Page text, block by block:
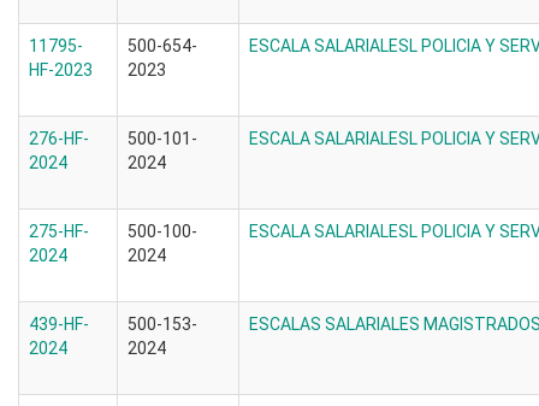
11795-
HF-2023
500-654-
2023
ESCALA SALARIALESL POLICIA Y
276-HF-
2024
500-101-
2024
ESCALA SALARIALESL POLICIA Y
275-HF-
2024
500-100-
2024
ESCALA SALARIALESL POLICIA Y
439-HF-
2024
500-153-
2024
ESCALAS SALARIALES